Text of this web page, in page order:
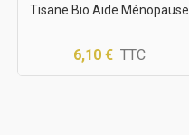
Tisane Bio Aide Ménopause
6,10 € TTC